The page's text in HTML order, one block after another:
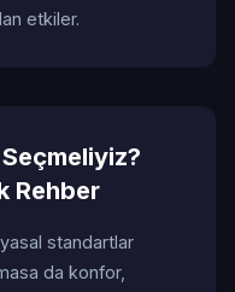
etkiler.
Rehber
standartlar
da konfor,